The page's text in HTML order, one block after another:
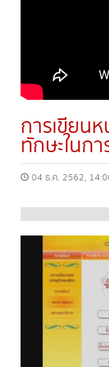
การเขียน
ทักษะในก
04 ธ.ค. 2562,